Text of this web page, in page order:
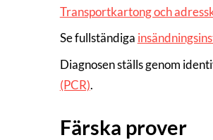
Transportkartong och
Se fullständiga
Diagnosen ställs genom
(PCR).
Färska prover